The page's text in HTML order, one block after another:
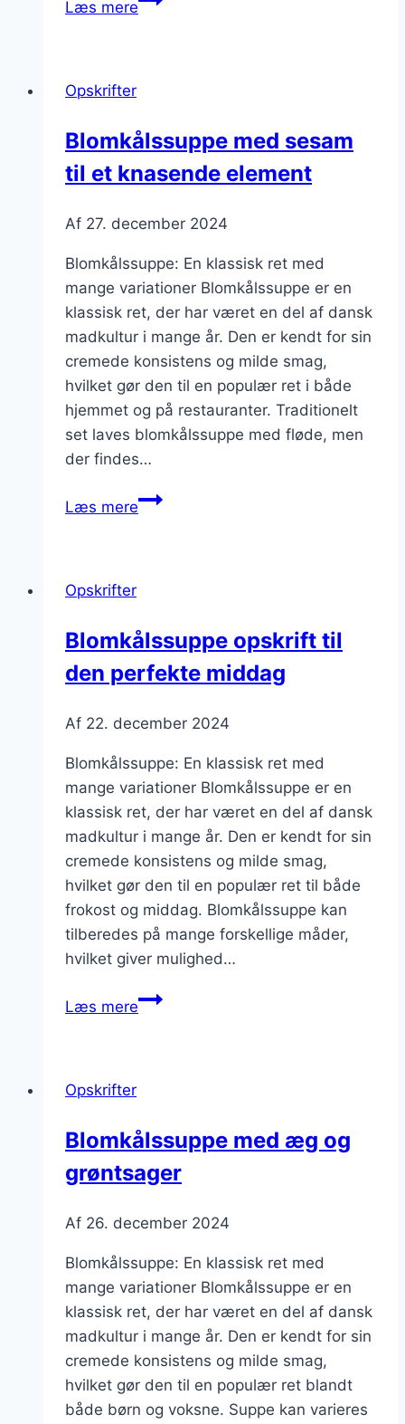
Læs mere
Opskrifter
Blomkålssuppe med sesam
til et knasende element
Af 27. december 2024
Blomkålssuppe: En klassisk ret med
mange variationer Blomkålssuppe er en
klassisk ret, der har været en del af dansk
madkultur i mange år. Den er kendt for sin
cremede konsistens og milde smag,
hvilket gør den til en populær ret i både
hjemmet og på restauranter. Traditionelt
set laves blomkålssuppe med fløde, men
der findes…
Læs mereBlomkålssuppe
element
Opskrifter
Blomkålssuppe opskrift til
den perfekte middag
Af 22. december 2024
Blomkålssuppe: En klassisk ret med
mange variationer Blomkålssuppe er en
klassisk ret, der har været en del af dansk
madkultur i mange år. Den er kendt for sin
cremede konsistens og milde smag,
hvilket gør den til en populær ret til både
frokost og middag. Blomkålssuppe kan
tilberedes på mange forskellige måder,
hvilket giver mulighed…
Læs mereBlomkålssuppe
Opskrifter
Blomkålssuppe med æg og
grøntsager
Af 26. december 2024
Blomkålssuppe: En klassisk ret med
mange variationer Blomkålssuppe er en
klassisk ret, der har været en del af dansk
madkultur i mange år. Den er kendt for sin
cremede konsistens og milde smag,
hvilket gør den til en populær ret blandt
både børn og voksne. Suppe kan varieres